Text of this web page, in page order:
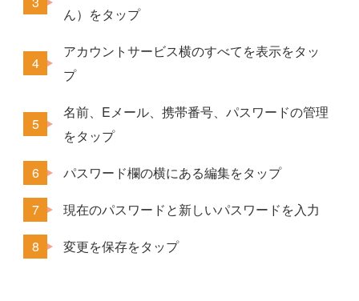
ん）をタップ
アカウントサービス横のすべてを表示をタッ
プ
名前、Eメール、携帯番号、パスワードの管理
をタップ
パスワード欄の横にある編集をタップ
現在のパスワードと新しいパスワードを入力
変更を保存をタップ